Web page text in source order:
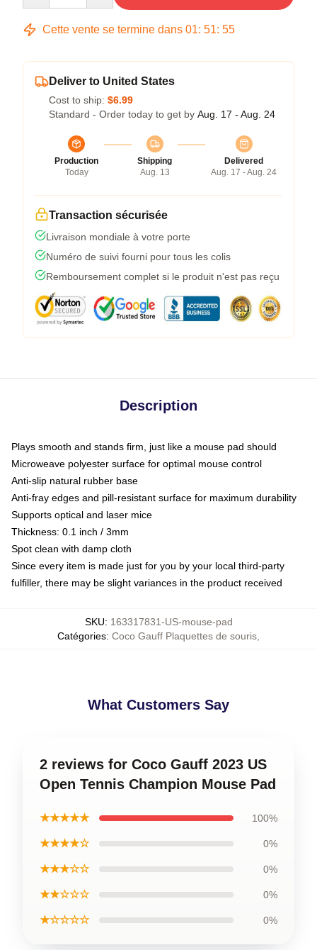
Cette vente se termine dans 01: 51: 54
Deliver to United States
Cost to ship: $6.99
Standard - Order today to get by Aug. 17 - Aug. 24
Production
Today
Shipping
Aug. 13
Delivered
Aug. 17 - Aug. 24
Transaction sécurisée
Livraison mondiale à votre porte
Numéro de suivi fourni pour tous les colis
Remboursement complet si le produit n'est pas reçu
Description
Plays smooth and stands firm, just like a mouse pad should
Microweave polyester surface for optimal mouse control
Anti-slip natural rubber base
Anti-fray edges and pill-resistant surface for maximum durability
Supports optical and laser mice
Thickness: 0.1 inch / 3mm
Spot clean with damp cloth
Since every item is made just for you by your local third-party
fulfiller, there may be slight variances in the product received
SKU: 163317831-US-mouse-pad
Catégories: Coco Gauff Plaquettes de souris
What Customers Say
2 reviews for Coco Gauff 2023 US
Open Tennis Champion Mouse Pad
★★★★★ 100%
★★★★☆ 0%
★★★☆☆ 0%
★★☆☆☆ 0%
★☆☆☆☆ 0%